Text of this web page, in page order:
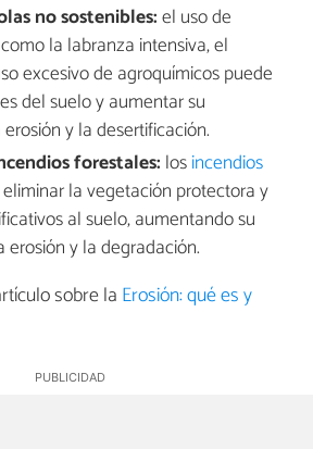
no sostenibles:el uso de
la labranza intensiva, el
excesivo de agroquímicos puede
del suelo y aumentar su
y la desertificación.
forestales: losincendios
la vegetación protectora y
al suelo, aumentando su
erosión y la degradación.
sobre laErosión: qué es y